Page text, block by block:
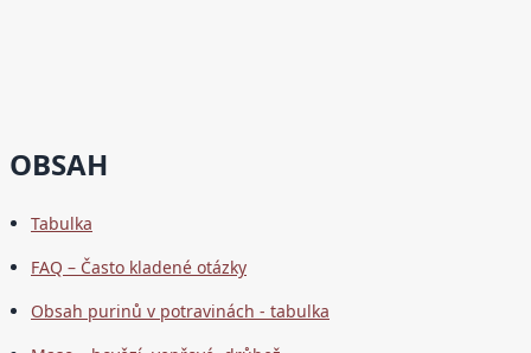
OBSAH
Tabulka
FAQ – Často kladené otázky
Obsah purinů v potravinách - tabulka